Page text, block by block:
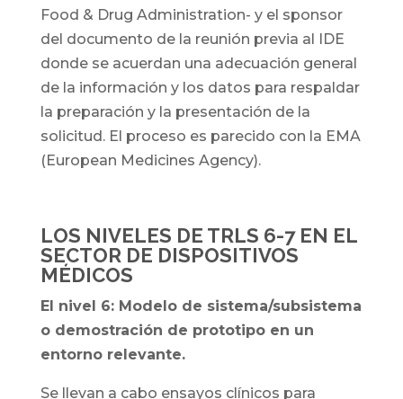
Food & Drug Administration- y el sponsor
del documento de la reunión previa al IDE
donde se acuerdan una adecuación general
de la información y los datos para respaldar
la preparación y la presentación de la
solicitud. El proceso es parecido con la EMA
(European Medicines Agency).
LOS NIVELES DE TRLS 6-7 EN EL
SECTOR DE DISPOSITIVOS
MÉDICOS
El nivel 6: Modelo de sistema/subsistema
o demostración de prototipo en un
entorno relevante.
Se llevan a cabo ensayos clínicos para